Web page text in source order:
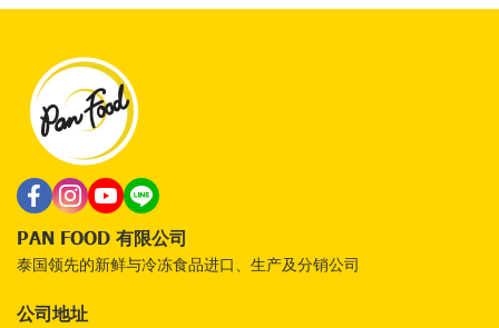
PAN FOOD 有限公司
泰国领先的新鲜与冷冻食品进口、生产及分销公司
公司地址